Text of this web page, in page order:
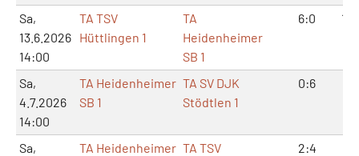
Sa,
13.6.2026
14:00
TA TSV
Hüttlingen 1
TA
Heidenheimer
SB 1
6:0
Sa,
4.7.2026
14:00
TA Heidenheimer
SB 1
TA SV DJK
Stödtlen 1
0:6
Sa,
TA Heidenheimer TA TSV
2:4